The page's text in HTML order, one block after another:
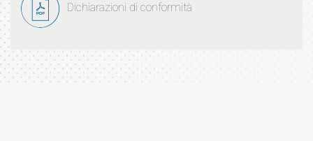
Dichiarazioni di conformità